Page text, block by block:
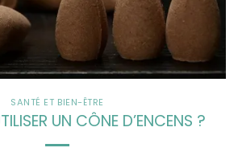
SANTÉ ET BIEN-ÊTRE
UN CÔNE D’ENCENS ?